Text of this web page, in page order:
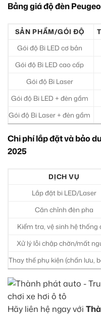
M30 Ultra
4tr5
Bảng giá độ đèn
SẢN PHẨM/GÓI ĐỘ
Gói độ Bi LED cơ bản
Gói độ Bi LED cao cấp
Gói độ Bi Laser
Gói độ Bi LED + đèn gầm
Gói độ Bi Laser + đèn gầm
Chi phí lắp đặt và bảo
2025
DỊCH VỤ
Lắp đặt bi LED/Laser
Căn chỉnh đèn pha
Kiểm tra, vệ sinh hệ thống
Xử lý lỗi chập chờn/mất
Thay thế phụ kiện (chấn lưu,
Hãy liên hệ ngay với